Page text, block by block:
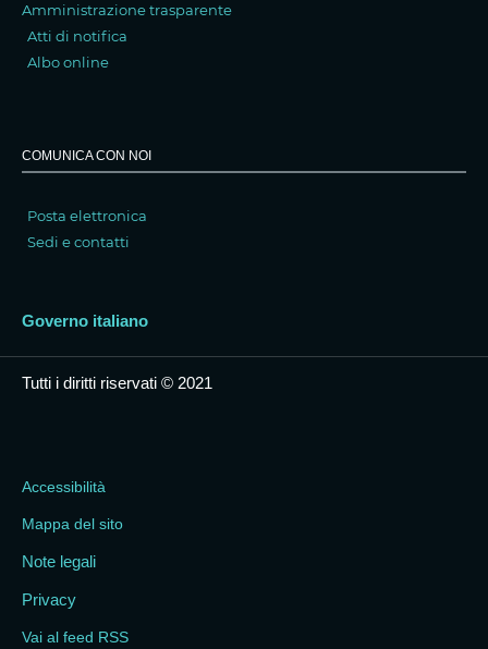
Amministrazione trasparente
Atti di notifica
Albo online
COMUNICA CON NOI
Posta elettronica
Sedi e contatti
Governo italiano
Tutti i diritti riservati © 2021
Accessibilità
Mappa del sito
Note legali
Privacy
Vai al feed RSS